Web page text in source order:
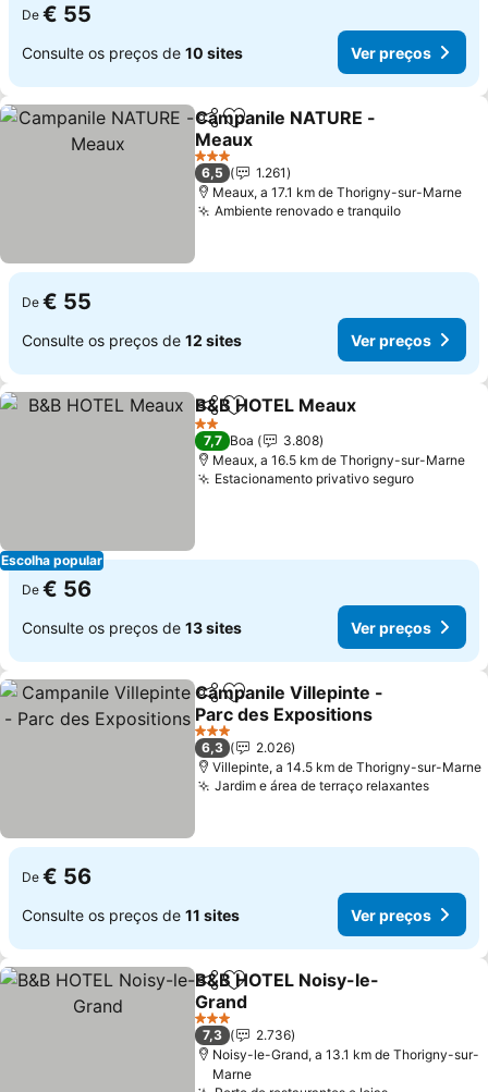
De € 55
Consulte os preços de 10 sites Ver preços
PartilharAdicionar aos favoritos
Campanile NATURE -
Meaux
Ver preços
3 Estrelas
6,5
1.261
Meaux, a 17.1 km de Thorigny-sur-Marne
Ambiente renovado e tranquiloVer
De € 55
Consulte os preços de 12 sites Ver preços
Escolha popular
PartilharAdicionar aos favoritos
B&B HOTEL Meaux
2 Estrelas
7,7 Boa
3.808
Meaux, a 16.5 km de Thorigny-sur-Marne
Estacionamento privativo seguroVer
De € 56
Consulte os preços de 13 sites Ver preços
PartilharAdicionar aos favoritos
Campanile Villepinte -
Parc des Expositions
Ver preços
3 Estrelas
6,3
2.026
Villepinte, a 14.5 km de Thorigny-sur-Marne
Jardim e área de terraço relaxantesVer
De € 56
Consulte os preços de 11 sites Ver preços
PartilharAdicionar aos favoritos
B&B HOTEL Noisy-le-
Grand
Ver preços
3 Estrelas
7,3
2.736
Noisy-le-Grand, a 13.1 km de Thorigny-sur-
Marne